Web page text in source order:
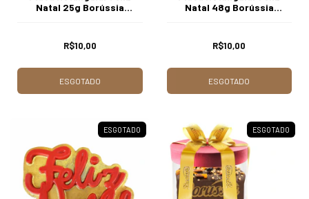
Natal 25g Borússia
R$10,00
ESGOTADO
Natal 48g Borússia
R$10,00
ESGOTADO
ESGOTADO ESGOTADO